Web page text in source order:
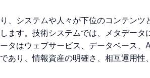
、システムや人々が下位のコンテン
ます。技術システムでは、メタデー
タはウェブサービス、データベース
り、情報資産の明確さ、相互運用性